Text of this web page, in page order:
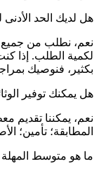
هل لديك الحد
نعم، نطلب من جميع
لكمية الطلب. إذا
بكثير، فنوصيك
هل يمكنك توفير
نعم، يمكننا تقديم
المطابقة؛ تأمين؛
ما هو متوسط ​​المهلة